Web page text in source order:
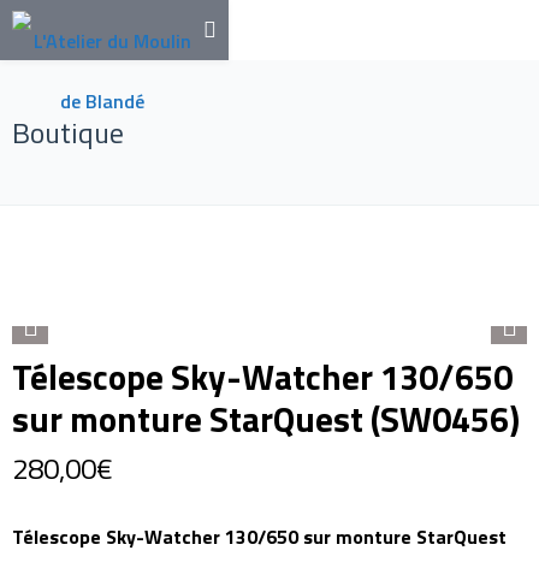
Boutique
Télescope Sky-Watcher 130/650
sur monture StarQuest (SW0456)
280,00€
Télescope Sky-Watcher 130/650 sur monture StarQuest